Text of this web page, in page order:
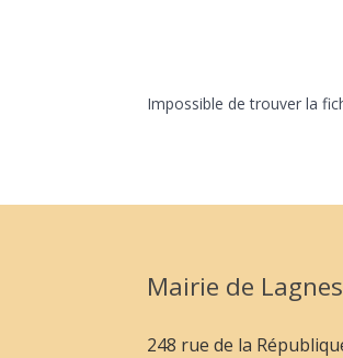
Impossible de trouver la
Mairie de Lagnes
248 rue de la